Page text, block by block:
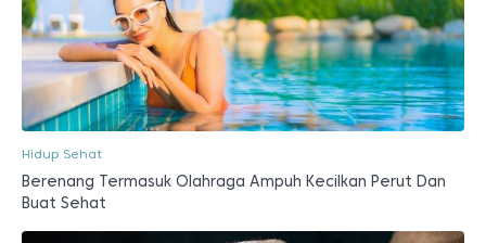
Hidup Sehat
Berenang Termasuk Olahraga Ampuh Kecilkan Perut Dan
Buat Sehat